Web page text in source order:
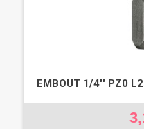
EMBOUT 1/4'' PZ0